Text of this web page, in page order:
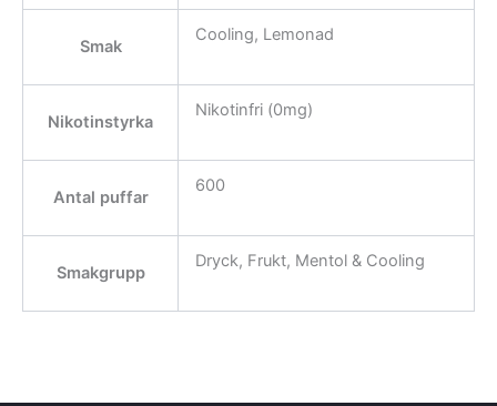
Smak
Cooling, Lemonad
Nikotinstyrka
Nikotinfri (0mg)
Antal puffar
600
Smakgrupp
Dryck, Frukt, Mentol & Cooling